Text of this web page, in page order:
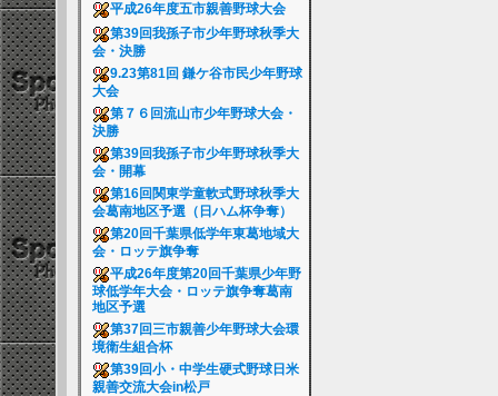
平成26年度五市親善野球大会
第39回我孫子市少年野球秋季大
会・決勝
9.23第81回 鎌ケ谷市民少年野球
大会
第７６回流山市少年野球大会・
決勝
第39回我孫子市少年野球秋季大
会・開幕
第16回関東学童軟式野球秋季大
会葛南地区予選（日ハム杯争奪）
第20回千葉県低学年東葛地域大
会・ロッテ旗争奪
平成26年度第20回千葉県少年野
球低学年大会・ロッテ旗争奪葛南
地区予選
第37回三市親善少年野球大会環
境衛生組合杯
第39回小・中学生硬式野球日米
親善交流大会in松戸